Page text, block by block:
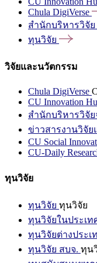
Chula DigiVerse
สำนักบริหารวิจัย
ทุนวิจัย
วิจัยและนวัตกรรม
Chula DigiVerse
CU Innovation
สำนักบริหารวิจั
ข่าวสารงานวิจั
CU Social
CU-Daily
ทุนวิจัย
ทุนวิจัย ทุนวิจัย
ทุนวิจัยในประเท
ทุนวิจัยต่างประเ
ทุนวิจัย สบจ. ทุน